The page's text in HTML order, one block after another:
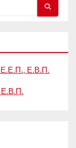
Ε.Β.Π.
Ε.Β.Π.